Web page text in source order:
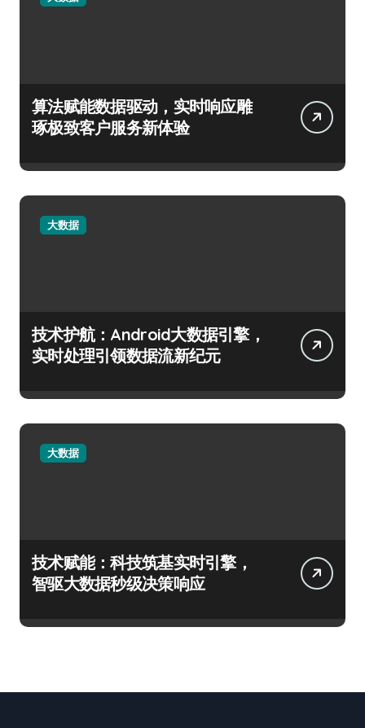
算法赋能数据驱动，实时响应雕
琢极致客户服务新体验
大数据
技术护航：Android大数据引擎，
实时处理引领数据流新纪元
大数据
技术赋能：科技筑基实时引擎，
智驱大数据秒级决策响应